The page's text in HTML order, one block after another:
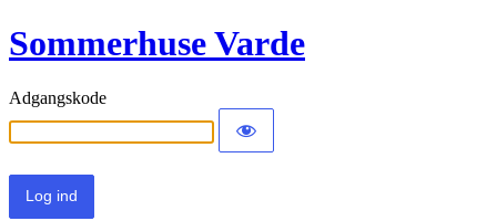
Sommerhuse Varde
Adgangskode